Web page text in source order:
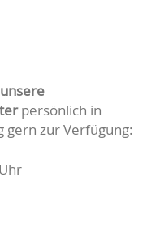
unsere
persönlich in
gern zur Verfügung: